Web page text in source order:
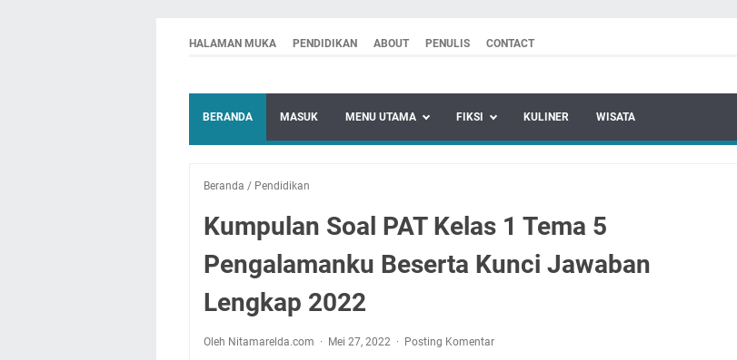
HALAMAN MUKA PENDIDIKAN ABOUT PENULIS CONTACT
BERANDA MASUK MENU UTAMA FIKSI KULINER WISATA
Beranda / Pendidikan
Kumpulan Soal PAT Kelas 1 Tema 5
Pengalamanku Beserta Kunci Jawaban
Lengkap 2022
Oleh Nitamarelda.com Mei 27, 2022 Posting Komentar